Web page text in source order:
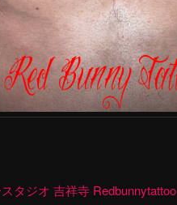
タジオ 吉祥寺 Redbunnytattoo